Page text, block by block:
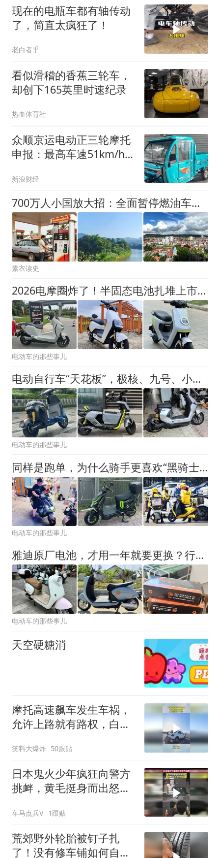
现在的电瓶车都有轴传动
了，简直太疯狂了！
老白者乎
看似滑稽的香蕉三轮车，
却创下165英里时速纪录
热血体育社
众顺京运电动正三轮摩托
申报：最高车速51km/h
新浪财经
700万人小国放大招：全面暂停燃油车进口，中国电动车成最大赢家
素衣读史
2026电摩圈炸了！半固态电池扎堆上市，行内人却劝你：先别急着换
电动车的那些事儿
电动自行车“天花板”，极核、九号、小牛万元车怎么选？答案来了
电动车的那些事儿
同样是跑单，为什么骑手更喜欢“黑骑士”，却很少选雅迪、爱玛电动车？
电动车的那些事儿
雅迪原厂电池，才用一年就要更换？行内人：都是车主“作”出来的
电动车的那些事儿
天空硬糖消
摩托高速飙车发生车祸，
允许上路就有路权，白车
笑料大爆炸 50跟贴
日本鬼火少年疯狂向警方
挑衅，黄毛挺身而出怒踹
车马点兵V 1跟贴
荒郊野外轮胎被钉子扎
了！没有修车铺如何自己